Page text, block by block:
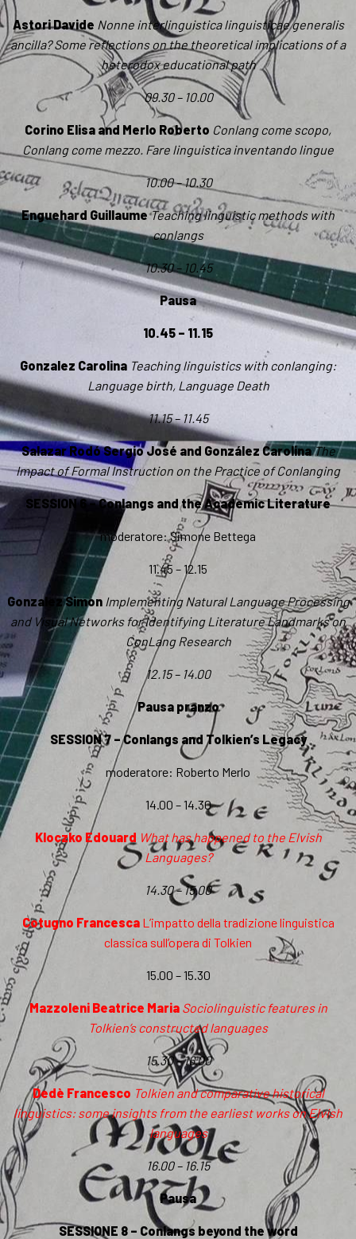
Astori Davide Nonne interlinguistica linguisticae generalis
ancilla? Some reflections on the theoretical implications of a
heterodox educational path
09.30 – 10.00
Corino Elisa and Merlo Roberto Conlang come scopo,
Conlang come mezzo. Fare linguistica inventando lingue
10.00 – 10.30
Enguehard Guillaume Teaching linguistic methods with
conlangs
10.30 – 10.45
Pausa
10.45 – 11.15
Gonzalez Carolina Teaching linguistics with conlanging:
Language birth, Language Death
11.15 – 11.45
Salazar Rodó Sergio José and González CarolinaThe
Impact of Formal Instruction on the Practice of Conlanging
SESSION 6 – Conlangs and the Academic Literature
moderatore: Simone Bettega
11.45 – 12.15
Gonzalez Simon Implementing Natural Language Processing
and Visual Networks for Identifying Literature Landmarks on
ConLang Research
12.15 – 14.00
Pausa pranzo
SESSION 7 – Conlangs and Tolkien’s Legacy
moderatore: Roberto Merlo
14.00 – 14.30
Kloczko Edouard What has happened to the Elvish
Languages?
14.30 – 15.00
Cotugno Francesca L’impatto della tradizione linguistica
classica sull’opera di Tolkien
15.00 – 15.30
Mazzoleni Beatrice Maria Sociolinguistic features in
Tolkien’s constructed languages
15.30 – 16.00
Dedè Francesco Tolkien and comparative historical
linguistics: some insights from the earliest works on Elvish
languages
16.00 – 16.15
Pausa
SESSIONE 8 – Conlangs beyond the word